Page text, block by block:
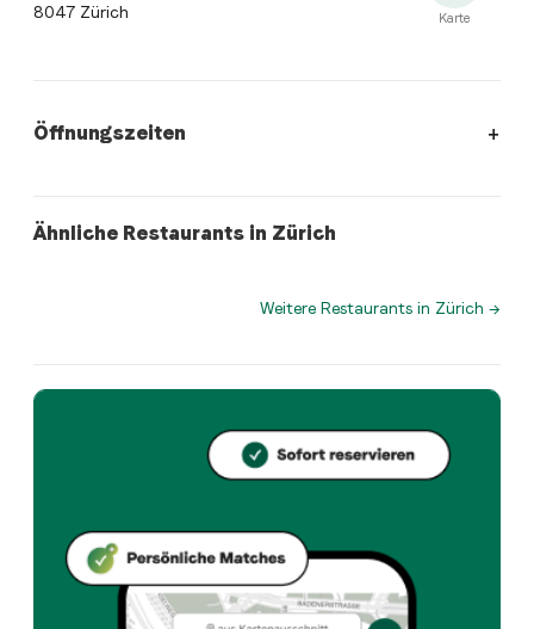
8047 Zürich
Karte
Öffnungszeiten
Ähnliche Restaurants in Zürich
swiss
Eden Kitchen & Bar
swiss
Wo befindet sich Restaurant Freilager?
Restaurant Freilager bietet zurich und Italian
Reserviere direkt über die Taste Match App – in
Wann ist Restaurant Freilager geöffnet?
Die Taste Match App analysiert deinen
Weitere Restaurants in Zürich →